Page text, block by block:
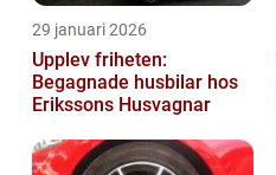
29 januari 2026
Upplev friheten:
Begagnade husbilar hos
Erikssons Husvagnar